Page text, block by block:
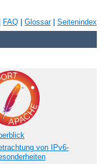
FAQ Glossar| Seitenindex
von IPv6-